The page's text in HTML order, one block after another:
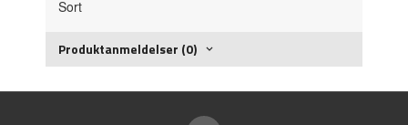
Sort
Produktanmeldelser (0)